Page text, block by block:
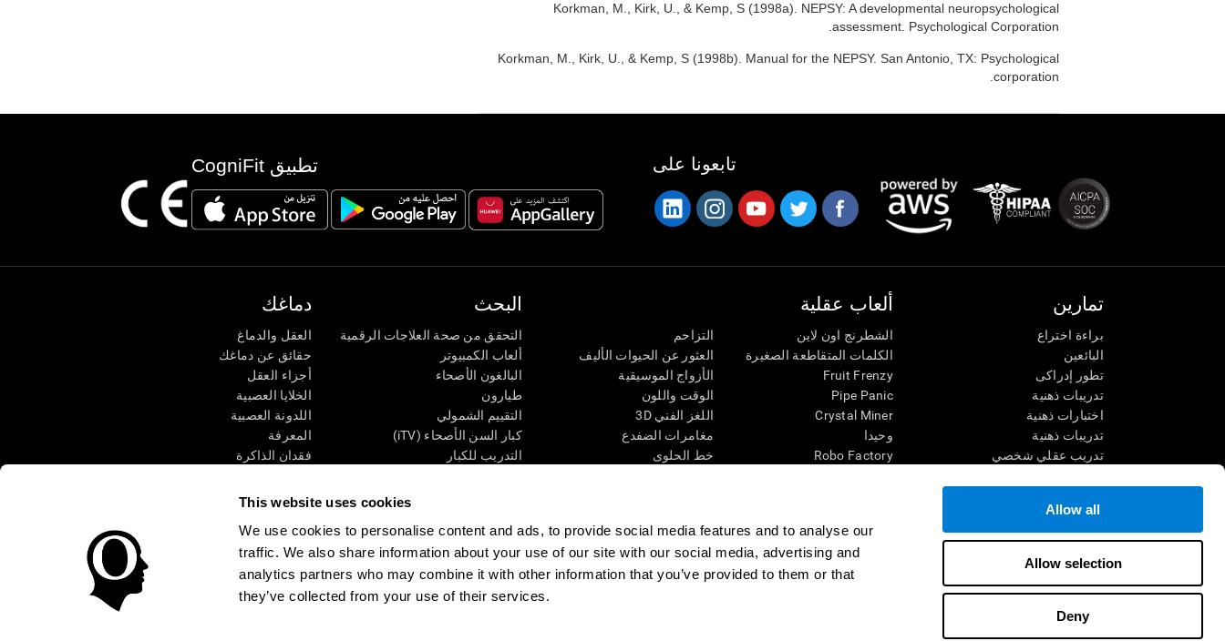
This website uses cookies
We use cookies to personalise content and ads, to provide social media features and to analyse our
traffic. We also share information about your use of our site with our social media, advertising and
analytics partners who may combine it with other information that you’ve provided to them or that
they’ve collected from your use of their services.
Allow all
Allow selection
Deny
Korkman, M., Kirk, U., & Kemp, S (1998a). NEPSY: A developmental neuropsychological
assessment. Psychological Corporation.
Korkman, M., Kirk, U., & Kemp, S (1998b). Manual for the NEPSY. San Antonio, TX: Psychological
corporation.
تطبيق CogniFit تابعونا على
دماغك
العقل والدماغ
حقائق عن دماغك
أجزاء العقل
الخلايا العصبية
اللدونة العصبية
المعرفة
فقدان الذاكرة
وظائف ذهنية
الإدراك الحسى
الانتباه
البحث
التحقق من صحة العلاجات الرقمية
ألعاب الكمبيوتر
البالغون الأصحاء
طيارون
التقييم الشمولي
كبار السن الأصحاء (iTV)
التدريب للكبار
ألعاب عقلية
الشطرنج اون لاين
الكلمات المتقاطعة الصغيرة
Fruit Frenzy
Pipe Panic
Crystal Miner
وحيدا
Robo Factory
قم بالمطابقة
فوضى الرياضيات
سباق الرخام
التزاحم
العثور عن الحيوات الأليف
الأزواج الموسيقية
الوقت واللون
اللغز الفني 3D
مغامرات الضفدع
خط الحلوى
اللعبة العقلية: تفجير البالونات
ألعاب الذكاء
ألعاب اون لاين من آجل الذاكرة
تمارين
براءة اختراع
البائعين
تطور إدراكى
تدريبات ذهنية
اختبارات ذهنية
تدريبات ذهنية
تدريب عقلي شخصي
فهم القراءة
الأطفال الموهوبون
معارك الدماغ